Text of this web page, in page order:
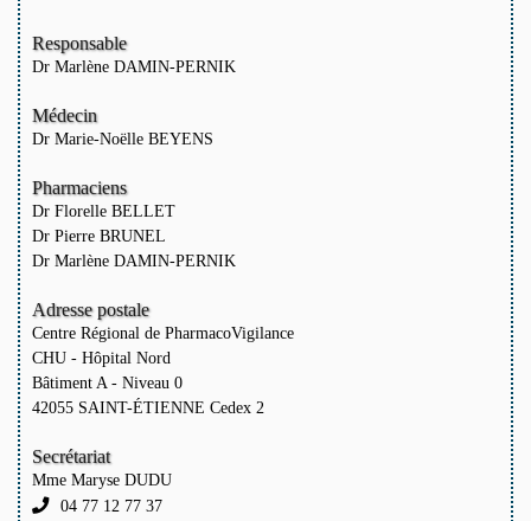
Responsable
Dr Marlène DAMIN-PERNIK
Médecin
Dr Marie-Noëlle BEYENS
Pharmaciens
Dr Florelle BELLET
Dr Pierre BRUNEL
Dr Marlène DAMIN-PERNIK
Adresse postale
Centre Régional de PharmacoVigilance
CHU - Hôpital Nord
Bâtiment A - Niveau 0
42055 SAINT-ÉTIENNE Cedex 2
Secrétariat
Mme Maryse DUDU
04 77 12 77 37